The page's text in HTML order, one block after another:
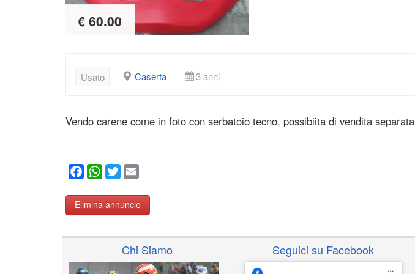
€ 60.00
Usato Caserta 3 anni
Vendo carene come in foto con serbatoio tecno, possibiita di vendita separata
Facebook
WhatsApp
Twitter
Elimina annuncio
Chi Siamo Seguici su Facebook